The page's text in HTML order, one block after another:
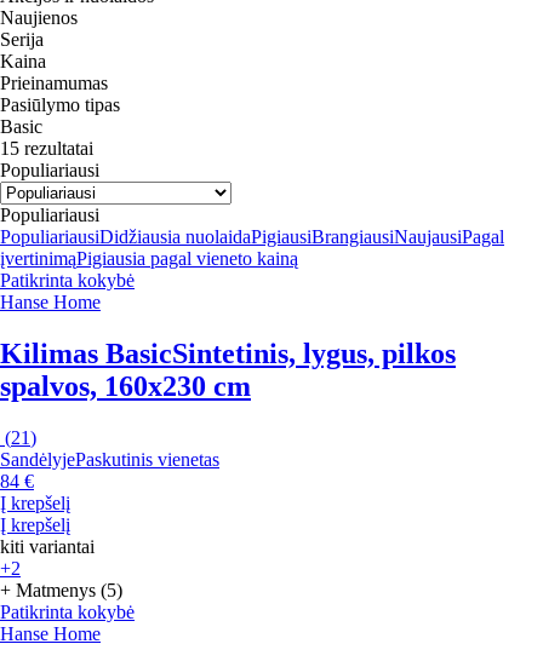
Naujienos
Serija
Kaina
Prieinamumas
Pasiūlymo tipas
Basic
15 rezultatai
Populiariausi
Populiariausi
PopuliariausiDidžiausia nuolaidaPigiausiBrangiausiNaujausiPagal
įvertinimąPigiausia pagal vieneto kainą
Patikrinta kokybė
Hanse Home
Kilimas BasicSintetinis, lygus, pilkos
spalvos, 160x230 cm
(21)
SandėlyjePaskutinis vienetas
84 €
Į krepšelį
Į krepšelį
kiti variantai
+2
+ Matmenys (5)
Patikrinta kokybė
Hanse Home